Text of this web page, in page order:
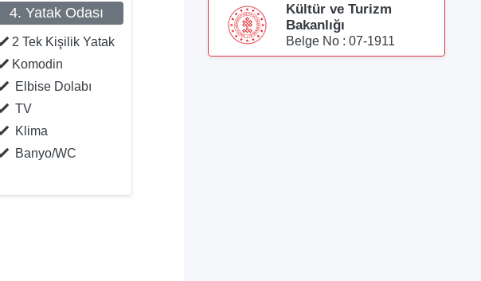
4. Yatak Odası
2 Tek Kişilik Yatak
Komodin
Elbise Dolabı
TV
Klima
Banyo/WC
Kültür ve Turizm
Bakanlığı
Belge No : 07-1911